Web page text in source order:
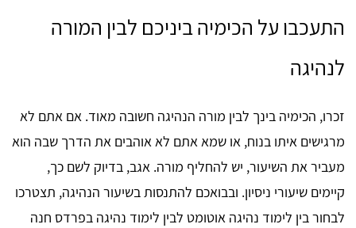
התעכבו על הכימיה ביניכם לבין המורה
לנהיגה
זכרו, הכימיה בינך לבין מורה הנהיגה חשובה מאוד. אם אתם לא
מרגישים איתו בנוח, או שמא אתם לא אוהבים את הדרך שבה הוא
מעביר את השיעור, יש להחליף מורה. אגב, בדיוק לשם כך,
קיימים שיעורי ניסיון. ובבואכם להתנסות בשיעור הנהיגה, תצטרכו
לבחור בין לימוד נהיגה אוטומט לבין לימוד נהיגה בפרדס חנה